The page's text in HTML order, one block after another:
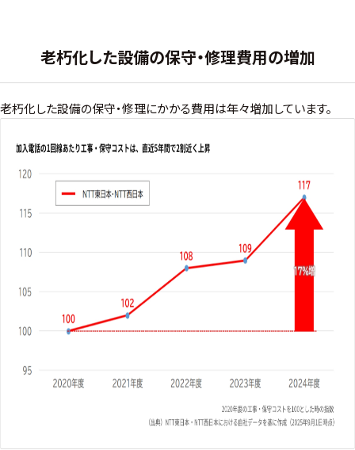
老朽化した設備の保守・修理費用の増加
老朽化した設備の保守・修理にかかる費用は年々増加しています。